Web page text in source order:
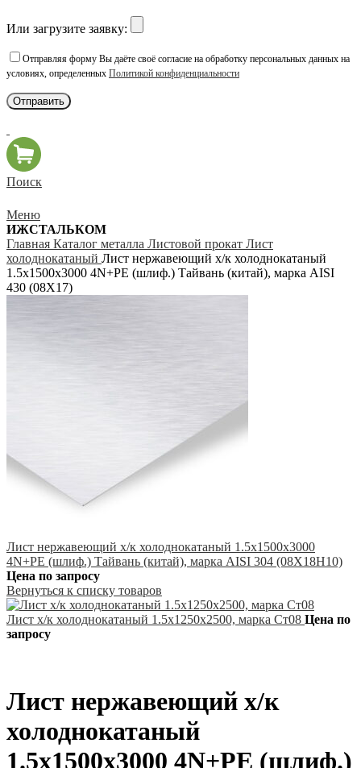
Или загрузите заявку:
Отправляя форму Вы даёте своё согласие на обработку персональных данных на
условиях, определенных Политикой конфиденциальности
Поиск
Меню
ИЖСТАЛЬКОМ
Главная Каталог металла Листовой прокат Лист
холоднокатаный Лист нержавеющий х/к холоднокатаный
1.5х1500х3000 4N+PE (шлиф.) Тайвань (китай), марка AISI
430 (08Х17)
Лист нержавеющий х/к холоднокатаный 1.5х1500х3000
4N+PE (шлиф.) Тайвань (китай), марка AISI 304 (08Х18Н10)
Цена по запросу
Вернуться к списку товаров
Лист х/к холоднокатаный 1.5х1250х2500, марка Ст08 Цена по
запросу
Лист нержавеющий х/к
холоднокатаный
1.5х1500х3000 4N+PE (шлиф.)